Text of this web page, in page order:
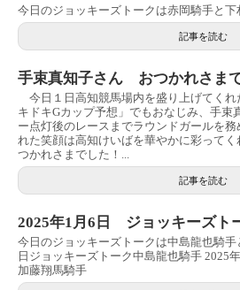
今日のジョッキーズトークは赤岡騎手と
記事を読む
手束真知子さん おつかれさま
今日１日高知競馬場内を盛り上げてくれ
キドキGカップ予想」でもおなじみ、手束
ー点灯後のレースまでラウンドガールを務
れた笑顔は高知けいばを華やかに彩って
つかれさまでした！...
記事を読む
2025年1月6日 ジョッキーズト
今日のジョッキーズトークは中島龍也騎
日ジョッキーズトーク中島龍也騎手 2025
加藤翔馬騎手